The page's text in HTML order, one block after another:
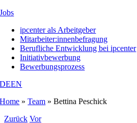
Jobs
ipcenter als Arbeitgeber
Mitarbeiter:innenbefragung
Berufliche Entwicklung bei ipcenter
Initiativbewerbung
Bewerbungsprozess
DEEN
Home »Team »Bettina Peschick
Zurück Vor